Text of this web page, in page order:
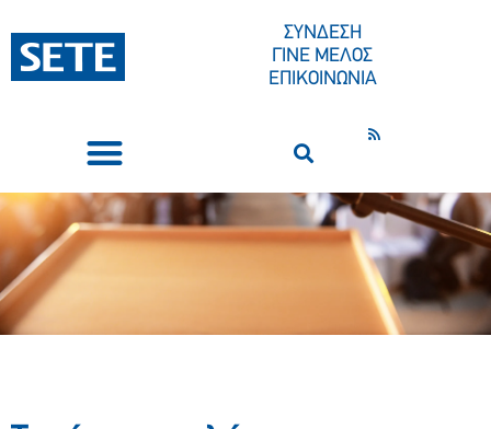
ΣΥΝΔΕΣΗ
ΓΙΝΕ ΜΕΛΟΣ
ΕΠΙΚΟΙΝΩΝΙΑ